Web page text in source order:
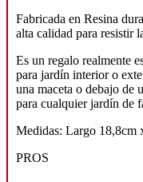
Fabricada en Resina
alta calidad para resistir
Es un regalo realmente
para jardín interior o
una maceta o debajo de
para cualquier jardín de
Medidas: Largo 18,8cm
PROS